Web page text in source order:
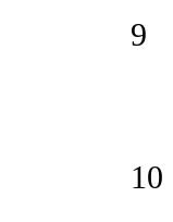
9
10